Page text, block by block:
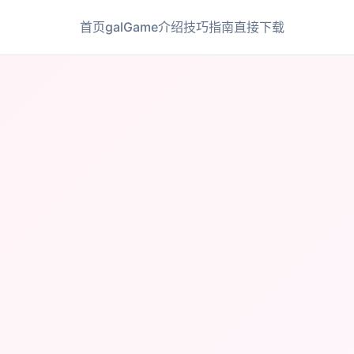
首页galGame介绍技巧指南直接下载